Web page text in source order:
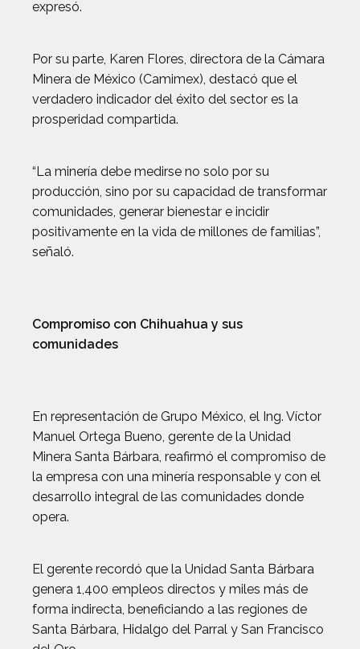
expresó.
Por su parte, Karen Flores, directora de la Cámara
Minera de México (Camimex), destacó que el
verdadero indicador del éxito del sector es la
prosperidad compartida.
“La minería debe medirse no solo por su
producción, sino por su capacidad de transformar
comunidades, generar bienestar e incidir
positivamente en la vida de millones de familias”,
señaló.
Compromiso con Chihuahua y sus
comunidades
En representación de Grupo México, el Ing. Víctor
Manuel Ortega Bueno, gerente de la Unidad
Minera Santa Bárbara, reafirmó el compromiso de
la empresa con una minería responsable y con el
desarrollo integral de las comunidades donde
opera.
El gerente recordó que la Unidad Santa Bárbara
genera 1,400 empleos directos y miles más de
forma indirecta, beneficiando a las regiones de
Santa Bárbara, Hidalgo del Parral y San Francisco